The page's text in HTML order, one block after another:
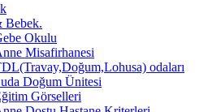
Bebek.
Okulu
Misafirhanesi
odaları
Doğum Ünitesi
Görselleri